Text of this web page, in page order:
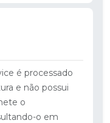
é processado
e não possui
o
o em